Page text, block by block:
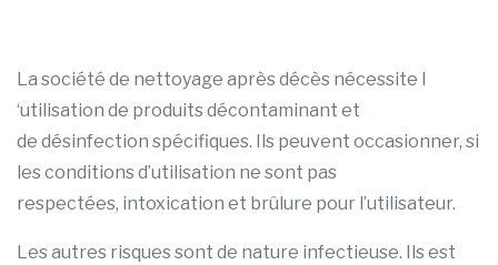
La société de nettoyage après décès nécessite l
‘utilisation de produits décontaminant et
de désinfection spécifiques. Ils peuvent occasionner, si
les conditions d’utilisation ne sont pas
respectées, intoxication et brûlure pour l’utilisateur.
Les autres risques sont de nature infectieuse. Ils est